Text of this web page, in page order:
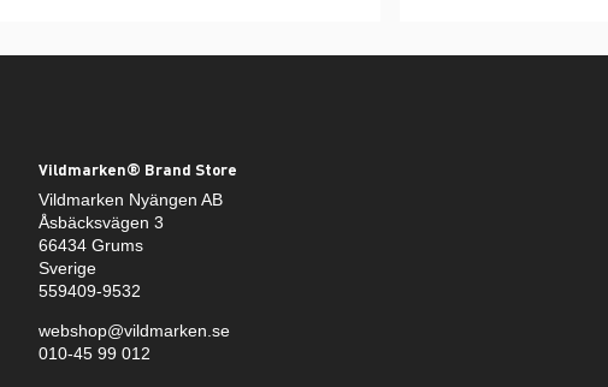
Vildmarken® Brand Store
Vildmarken Nyängen AB
Åsbäcksvägen 3
66434 Grums
Sverige
559409-9532
webshop@vildmarken.se
010-45 99 012